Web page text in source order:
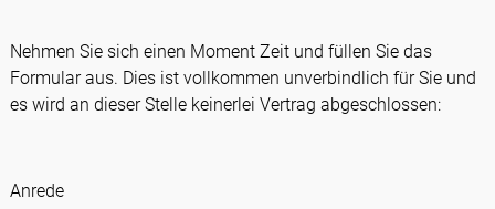
Nehmen Sie sich einen Moment Zeit und füllen Sie das
Formular aus. Dies ist vollkommen unverbindlich für Sie und
es wird an dieser Stelle keinerlei Vertrag abgeschlossen:
Anrede